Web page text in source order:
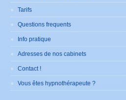
Tarifs
Questions frequents
Info pratique
Adresses de nos cabinets
Contact !
Vous êtes hypnothérapeute ?